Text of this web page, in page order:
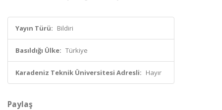
Yayın Türü: Bildiri
Basıldığı Ülke: Türkiye
Karadeniz Teknik Üniversitesi Adresli: Hayır
Paylaş